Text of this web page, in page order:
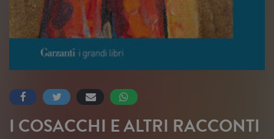
I COSACCHI E ALTRI RACCONTI